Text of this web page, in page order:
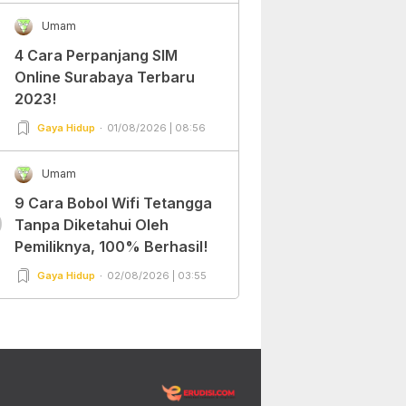
Umam
4 Cara Perpanjang SIM
Online Surabaya Terbaru
2023!
Gaya Hidup 01/08/2026 | 08:56
Umam
9 Cara Bobol Wifi Tetangga
Tanpa Diketahui Oleh
Pemiliknya, 100% Berhasil!
Gaya Hidup 02/08/2026 | 03:55